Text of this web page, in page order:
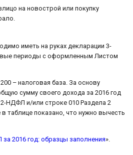
на новострой или покупку
иметь на руках декларации 3-
периоды с оформленным Листом
– налоговая база. За основу
сумму своего дохода за 2016 год
НДФЛ и/или строке 010 Раздела 2
таблице показано, что нужно вычесть
2016 год: образцы заполнения».